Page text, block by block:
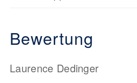
Bewertung
Laurence Dedinger